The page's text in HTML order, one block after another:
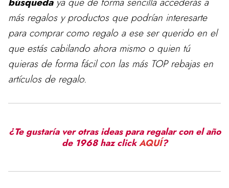
más regalos y productos que podrían interesarte
para comprar como regalo a ese ser querido en el
que estás cabilando ahora mismo o quien tú
quieras de forma fácil con las más TOP rebajas en
artículos de regalo.
¿Te gustaría ver otras ideas para regalar con el año
de 1968 haz clickAQUÍ?